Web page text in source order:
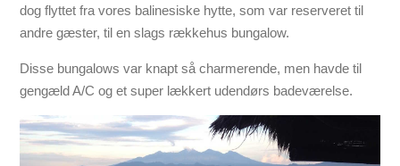
dog flyttet fra vores balinesiske hytte, som var reserveret til
andre gæster, til en slags rækkehus bungalow.
Disse bungalows var knapt så charmerende, men havde til
gengæld A/C og et super lækkert udendørs badeværelse.